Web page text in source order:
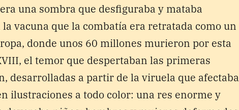
una sombra que desfiguraba y mataba
vacuna que la combatía era retratada como un
donde unos 60 millones murieron por esta
el temor que despertaban las primeras
desarrolladas a partir de la viruela que afectaba
ilustraciones a todo color: una res enorme y